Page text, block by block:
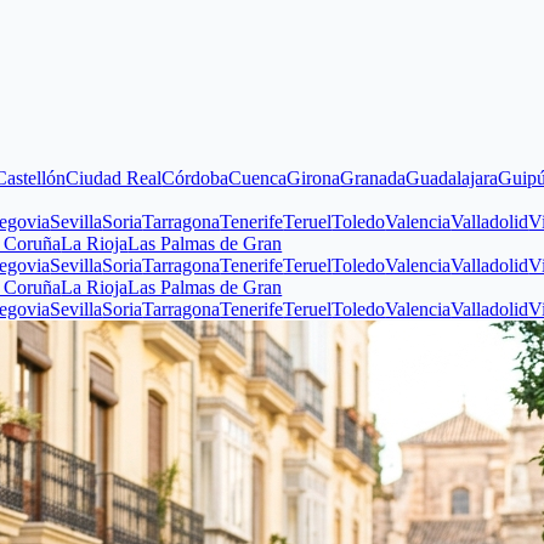
Ciudad RealCórdobaCuencaGironaGranadaGuadalajaraGuipúzcoa
SoriaTarragonaTenerifeTeruelToledoValenciaValladolidVizcaya
La RiojaLas Palmas de Gran
SoriaTarragonaTenerifeTeruelToledoValenciaValladolidVizcaya
La RiojaLas Palmas de Gran
SoriaTarragonaTenerifeTeruelToledoValenciaValladolidVizcaya